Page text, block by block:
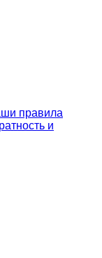
правила
и